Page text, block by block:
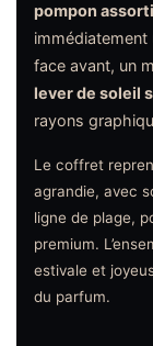
pompon assorti
immédiatement
face avant, un
lever de soleil
rayons
Le coffret
agrandie, avec
ligne de plage,
premium.
estivale et
du parfum.